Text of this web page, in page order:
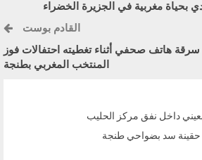
بحياة مغربية في الجزيرة الخضراء
القادم بوست
هاتف صحفي أثناء تغطيته احتفالات فوز
المنتخب المغربي بطنجة
داخل نفق مركز الحليب
سد بضواحي طنجة